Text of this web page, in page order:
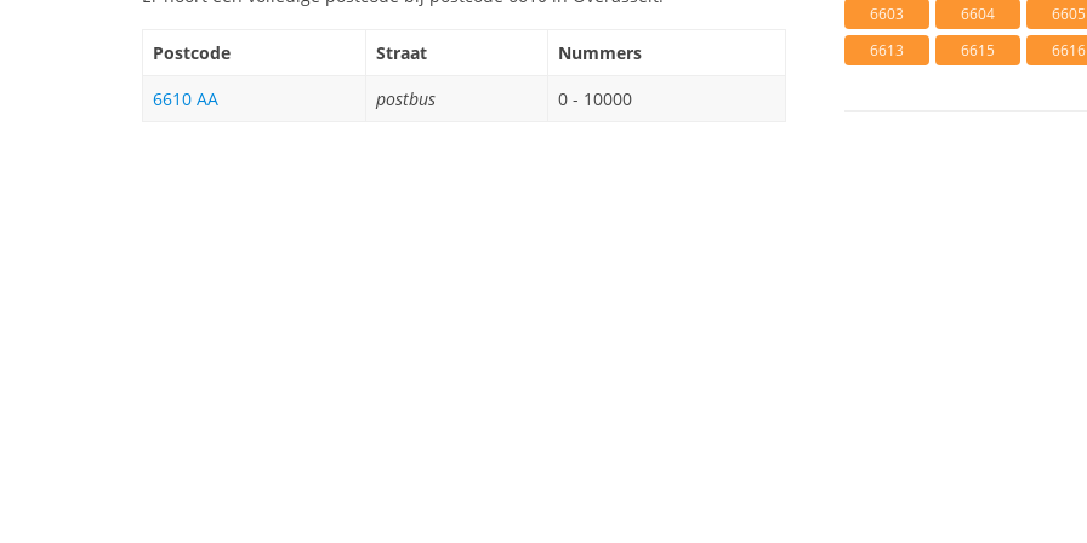
Postcode Straat
Nummers
6610 AA
postbus 0 - 10000
6603 6604 6605
6613
6615 6616